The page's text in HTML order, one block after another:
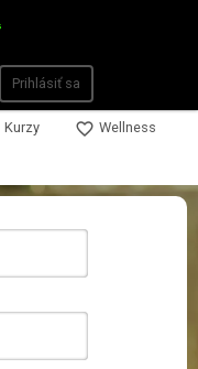
Prihlásiť sa
Kurzy favorite_border Wellness